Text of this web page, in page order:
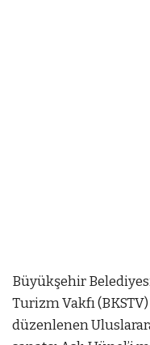
Büyükşehir
Turizm Vakfı
düzenlenen